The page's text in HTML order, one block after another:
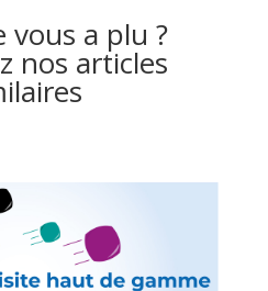
vous a plu ?
nos articles